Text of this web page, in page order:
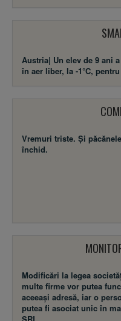
Austria| Un elev de 9 ani
în aer liber, la -1°C,
Vremuri triste. Şi
închid.
Modificări la legea
multe firme vor putea
aceeaşi adresă, iar o
putea fi asociat unic în